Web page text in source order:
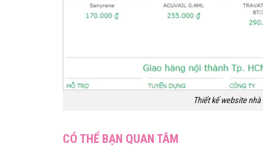
Thiết kế website